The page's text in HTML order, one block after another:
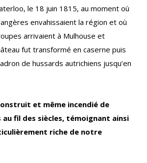
le 18 juin 1815, au moment où
envahissaient la région et où
arrivaient à Mulhouse et
fut transformé en caserne puis
de hussards autrichiens jusqu’en
et même incendié de
fil des siècles, témoignant ainsi
riche de notre